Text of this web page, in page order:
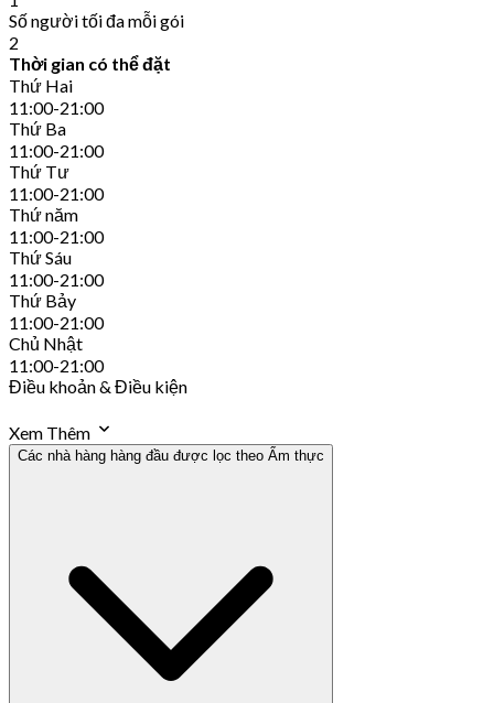
Số người tối đa mỗi gói
2
Thời gian có thể đặt
Thứ Hai
11:00-21:00
Thứ Ba
11:00-21:00
Thứ Tư
11:00-21:00
Thứ năm
11:00-21:00
Thứ Sáu
11:00-21:00
Thứ Bảy
11:00-21:00
Chủ Nhật
11:00-21:00
Điều khoản & Điều kiện
Xem Thêm
Các nhà hàng hàng đầu được lọc theo Ẩm thực